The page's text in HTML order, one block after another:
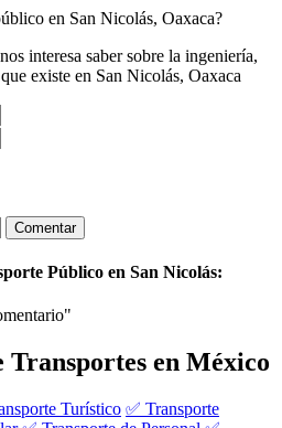
en San Nicolás, Oaxaca?
interesa saber sobre la ingeniería,
existe en San Nicolás, Oaxaca
Público en San Nicolás:
Transportes en México
Turístico ✅ Transporte